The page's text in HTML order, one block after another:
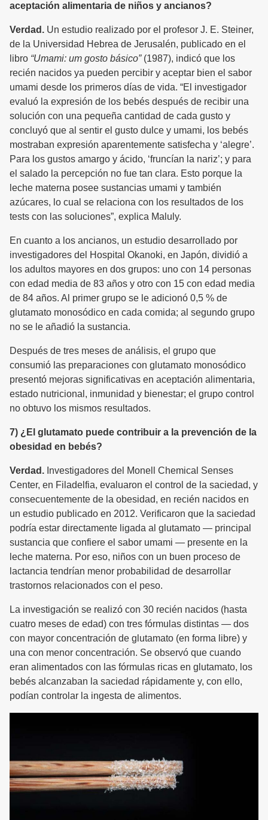
aceptación alimentaria de niños y ancianos?
Verdad. Un estudio realizado por el profesor J. E. Steiner,
de la Universidad Hebrea de Jerusalén, publicado en el
libro “Umami: um gosto básico”(1987), indicó que los
recién nacidos ya pueden percibir y aceptar bien el sabor
umami desde los primeros días de vida. “El investigador
evaluó la expresión de los bebés después de recibir una
solución con una pequeña cantidad de cada gusto y
concluyó que al sentir el gusto dulce y umami, los bebés
mostraban expresión aparentemente satisfecha y ‘alegre’.
Para los gustos amargo y ácido, ‘fruncían la nariz’; y para
el salado la percepción no fue tan clara. Esto porque la
leche materna posee sustancias umami y también
azúcares, lo cual se relaciona con los resultados de los
tests con las soluciones”, explica Maluly.
En cuanto a los ancianos, un estudio desarrollado por
investigadores del Hospital Okanoki, en Japón, dividió a
los adultos mayores en dos grupos: uno con 14 personas
con edad media de 83 años y otro con 15 con edad media
de 84 años. Al primer grupo se le adicionó 0,5 % de
glutamato monosódico en cada comida; al segundo grupo
no se le añadió la sustancia.
Después de tres meses de análisis, el grupo que
consumió las preparaciones con glutamato monosódico
presentó mejoras significativas en aceptación alimentaria,
estado nutricional, inmunidad y bienestar; el grupo control
no obtuvo los mismos resultados.
7) ¿El glutamato puede contribuir a la prevención de la
obesidad en bebés?
Verdad. Investigadores del Monell Chemical Senses
Center, en Filadelfia, evaluaron el control de la saciedad, y
consecuentemente de la obesidad, en recién nacidos en
un estudio publicado en 2012. Verificaron que la saciedad
podría estar directamente ligada al glutamato — principal
sustancia que confiere el sabor umami — presente en la
leche materna. Por eso, niños con un buen proceso de
lactancia tendrían menor probabilidad de desarrollar
trastornos relacionados con el peso.
La investigación se realizó con 30 recién nacidos (hasta
cuatro meses de edad) con tres fórmulas distintas — dos
con mayor concentración de glutamato (en forma libre) y
una con menor concentración. Se observó que cuando
eran alimentados con las fórmulas ricas en glutamato, los
bebés alcanzaban la saciedad rápidamente y, con ello,
podían controlar la ingesta de alimentos.